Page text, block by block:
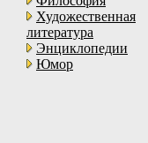
Художественная
литература
Энциклопедии
Юмор